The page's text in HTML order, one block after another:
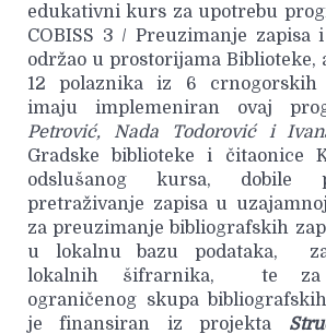
edukativni kurs za upotrebu
COBISS 3 / Preuzimanje
održao u prostorijama Biblioteke,
12 polaznika iz 6 crnogorskih
imaju implemeniran ovaj
Petrović, Nada Todorović i
Gradske biblioteke i čitaonice
odslušanog kursa, dobile
pretraživanje zapisa u
za preuzimanje bibliografskih
u lokalnu bazu podataka, za
lokalnih šifrarnika, te za
ograničenog skupa
je finansiran iz projekta